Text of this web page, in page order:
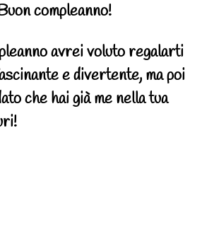
compleanno!
avrei voluto regalarti
e divertente, ma poi
che hai già me nella tua